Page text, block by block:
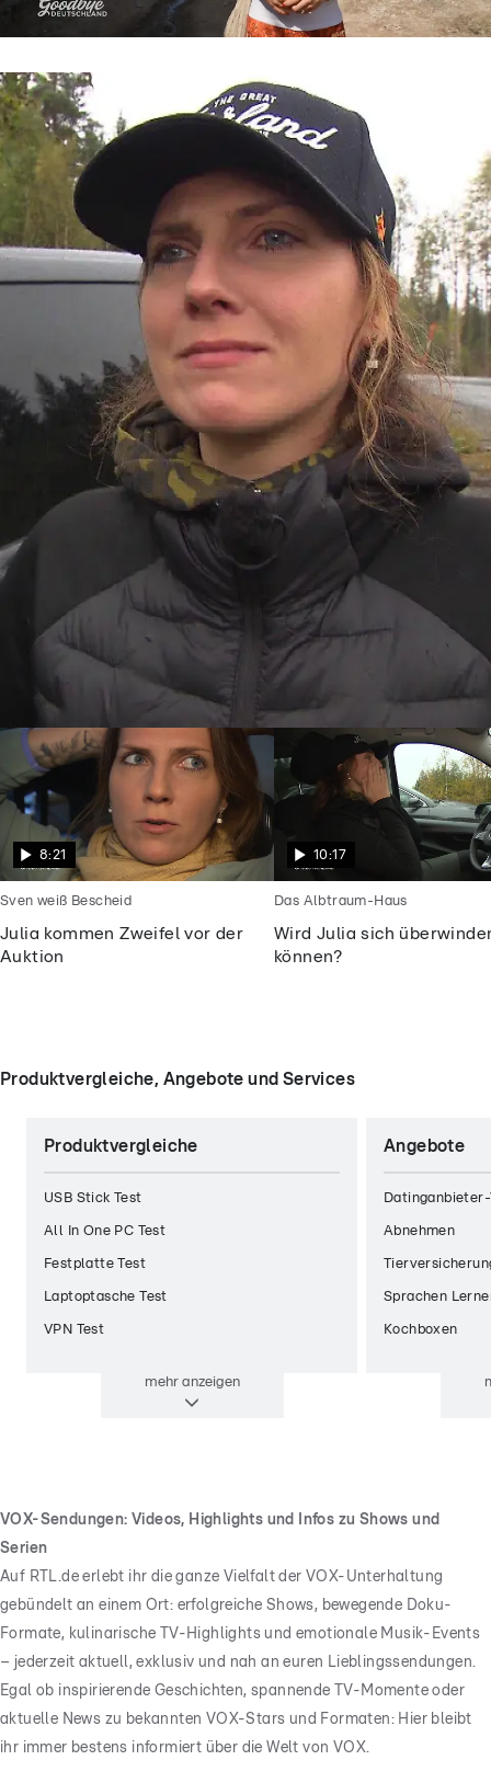
Goodbye Deutschland
„Ich kann einfach nicht mehr“ – Levke
kämpft verzweifelt um ihre Scheidung
Goodbye Deutschland
Julia will endlich frei sein vom
Alptraummann
8:21
Julia kommen Zweifel vor der
Auktion
Sven weiß Bescheid
10:17
Wird Julia sich
können?
Das Albtraum-Haus
Produktvergleiche, Angebote und Services
Produktvergleiche
USB Stick Test
All In One PC Test
Festplatte Test
Laptoptasche Test
VPN Test
mehranzeigen
Angebote
Abnehmen
Sprachen
Kochboxen
VOX-Sendungen: Videos, Highlights und Infos zu Shows und
Serien
Auf RTL.de erlebt ihr die ganze Vielfalt der VOX-Unterhaltung
gebündelt an einem Ort: erfolgreiche Shows, bewegende Doku-
Formate, kulinarische TV-Highlights und emotionale Musik-Events
– jederzeit aktuell, exklusiv und nah an euren Lieblingssendungen.
Egal ob inspirierende Geschichten, spannende TV-Momente oder
aktuelle News zu bekannten VOX-Stars und Formaten: Hier bleibt
ihr immer bestens informiert über die Welt von VOX.